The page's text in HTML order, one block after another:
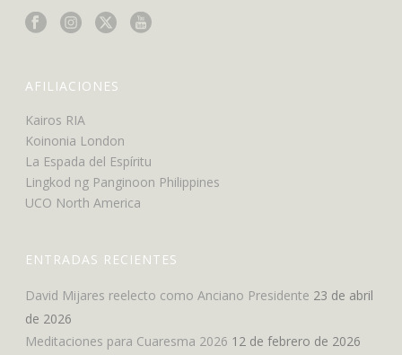
AFILIACIONES
Kairos RIA
Koinonia London
La Espada del Espíritu
Lingkod ng Panginoon Philippines
UCO North America
ENTRADAS RECIENTES
David Mijares reelecto como Anciano Presidente 23 de abril
de 2026
Meditaciones para Cuaresma 2026 12 de febrero de 2026